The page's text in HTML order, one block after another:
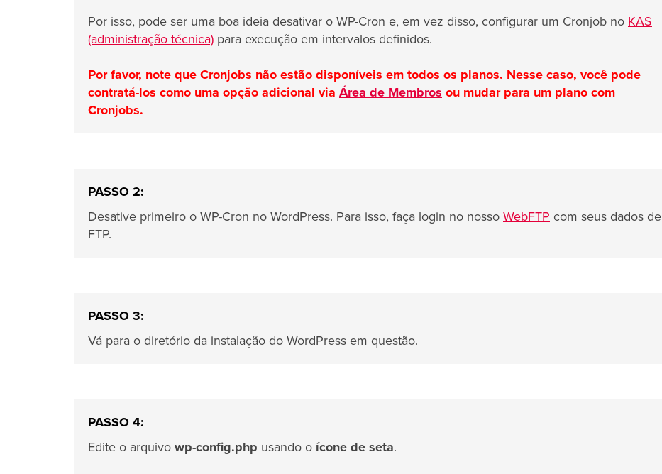
Por isso, pode ser uma boa ideia desativar o WP-Cron e, em vez disso, configurar um Cronjob no KAS
(administração técnica) para execução em intervalos definidos.
Por favor, note que Cronjobs não estão disponíveis em todos os planos. Nesse caso, você pode
contratá-los como uma opção adicional via Área de Membros ou mudar para um plano com
Cronjobs.
PASSO 2:
Desative primeiro o WP-Cron no WordPress. Para isso, faça login no nosso WebFTP com seus dados de
FTP.
PASSO 3:
Vá para o diretório da instalação do WordPress em questão.
PASSO 4:
Edite o arquivo wp-config.php usando o ícone de seta.